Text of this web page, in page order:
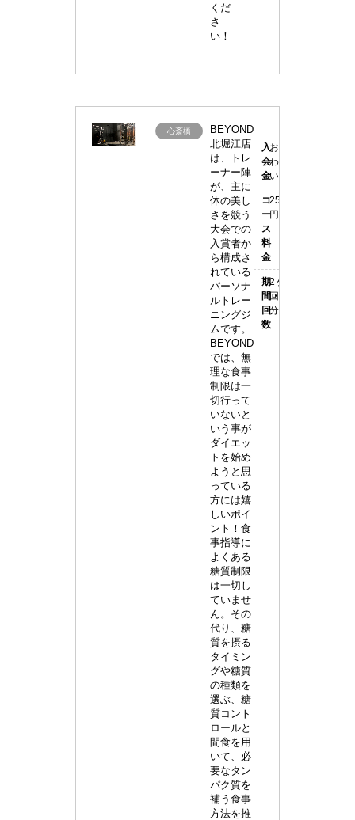
くだ
さ
い！
心斎橋
BEYOND(ビ
ヨ
ン
ド)
大
阪
北
堀
江
店
BEYOND
北堀江店
は、トレ
ーナー陣
が、主に
体の美し
さを競う
大会での
入賞者か
ら構成さ
れている
パーソナ
ルトレー
ニングジ
ムです。
BEYOND
では、無
理な食事
制限は一
切行って
いないと
いう事が
ダイエッ
トを始め
ようと思
っている
方には嬉
しいポイ
ント！食
事指導に
よくある
糖質制限
は一切し
ていませ
ん。その
代り、糖
質を摂る
タイミン
グや糖質
の種類を
選ぶ、糖
質コント
ロールと
間食を用
いて、必
要なタン
パク質を
補う食事
方法を推
入
会
金
お問い合
わせ下さ
い
コ
ー
ス
料
金
256,000
円(税別)
期
間・
回
数
2ヶ月16
回/1回55
分